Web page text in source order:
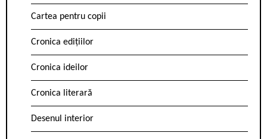
Cartea pentru copii
Cronica edițiilor
Cronica ideilor
Cronica literară
Desenul interior